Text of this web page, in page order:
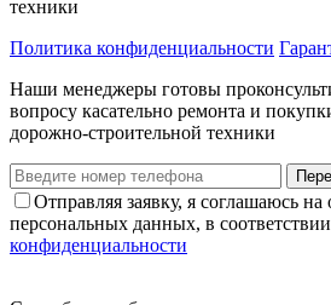
техники
Политика конфиденциальности
Наши менеджеры готовы
вопросу касательно ремонта и
дорожно-строительной техники
Отправляя заявку, я соглашаюсь на
персональных данных, в
конфиденциальности